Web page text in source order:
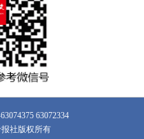
63072334
社版权所有